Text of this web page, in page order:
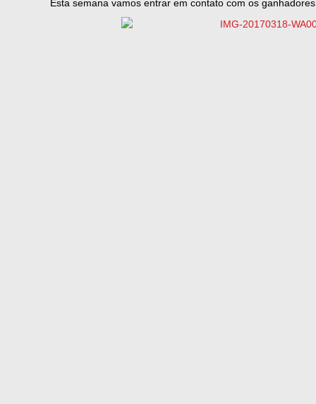
Esta semana vamos entrar em contato com os